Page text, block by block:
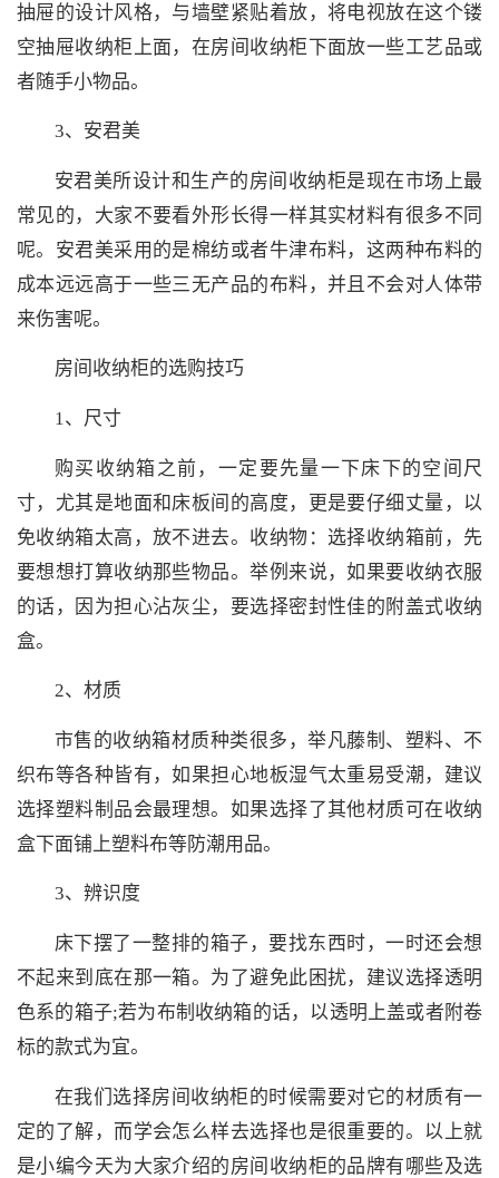
抽屉的设计风格，与墙壁紧贴着放，将电视放在这个镂
空抽屉收纳柜上面，在房间收纳柜下面放一些工艺品或
者随手小物品。
3、安君美
安君美所设计和生产的房间收纳柜是现在市场上最
常见的，大家不要看外形长得一样其实材料有很多不同
呢。安君美采用的是棉纺或者牛津布料，这两种布料的
成本远远高于一些三无产品的布料，并且不会对人体带
来伤害呢。
房间收纳柜的选购技巧
1、尺寸
购买收纳箱之前，一定要先量一下床下的空间尺
寸，尤其是地面和床板间的高度，更是要仔细丈量，以
免收纳箱太高，放不进去。收纳物：选择收纳箱前，先
要想想打算收纳那些物品。举例来说，如果要收纳衣服
的话，因为担心沾灰尘，要选择密封性佳的附盖式收纳
盒。
2、材质
市售的收纳箱材质种类很多，举凡藤制、塑料、不
织布等各种皆有，如果担心地板湿气太重易受潮，建议
选择塑料制品会最理想。如果选择了其他材质可在收纳
盒下面铺上塑料布等防潮用品。
3、辨识度
床下摆了一整排的箱子，要找东西时，一时还会想
不起来到底在那一箱。为了避免此困扰，建议选择透明
色系的箱子;若为布制收纳箱的话，以透明上盖或者附卷
标的款式为宜。
在我们选择房间收纳柜的时候需要对它的材质有一
定的了解，而学会怎么样去选择也是很重要的。以上就
是小编今天为大家介绍的房间收纳柜的品牌有哪些及选